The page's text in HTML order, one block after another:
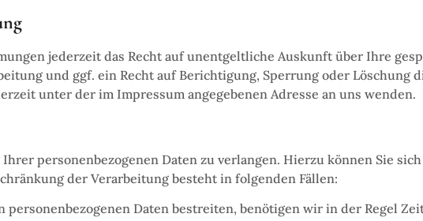
jederzeit das Recht auf unentgeltliche Auskunft über Ihre
und ggf. ein Recht auf Berichtigung, Sperrung oder Löschung
unter der im Impressum angegebenen Adresse an uns wenden.
personenbezogenen Daten zu verlangen. Hierzu können Sie
der Verarbeitung besteht in folgenden Fällen:
Daten bestreiten, benötigen wir in der Regel